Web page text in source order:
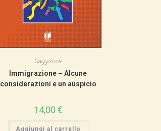
Saggistica
Immigrazione – Alcune
considerazioni e un auspicio
14,00 €
Aggiungi al carrello